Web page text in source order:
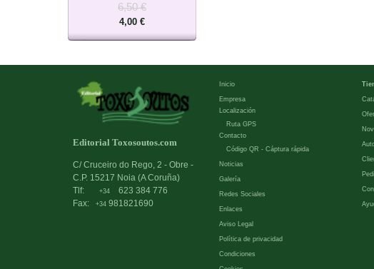
6,50 €
4,00 €
Editorial Toxosoutos.com
C/ Cruceiro do Rego, 2 - Obre -
C.P. 15217 Noia (A Coruña)
Tlf:
+34
623 384 776
Fax:
+34 981821690
Inicio
Empresa
Localización
Ruta GPS
Contacto
Código QR - Cáptura rápida
Noticias
Galería
Redes Sociales
Enlaces
Aviso Legal
Política de privacidad
Condiciones